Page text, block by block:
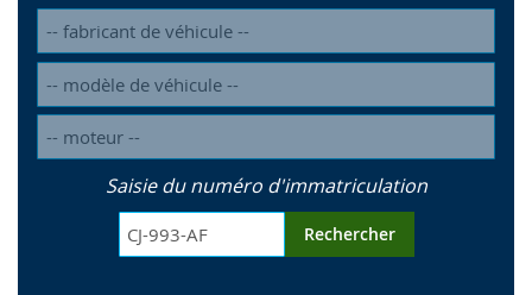
Saisie du numéro d'immatriculation
Rechercher